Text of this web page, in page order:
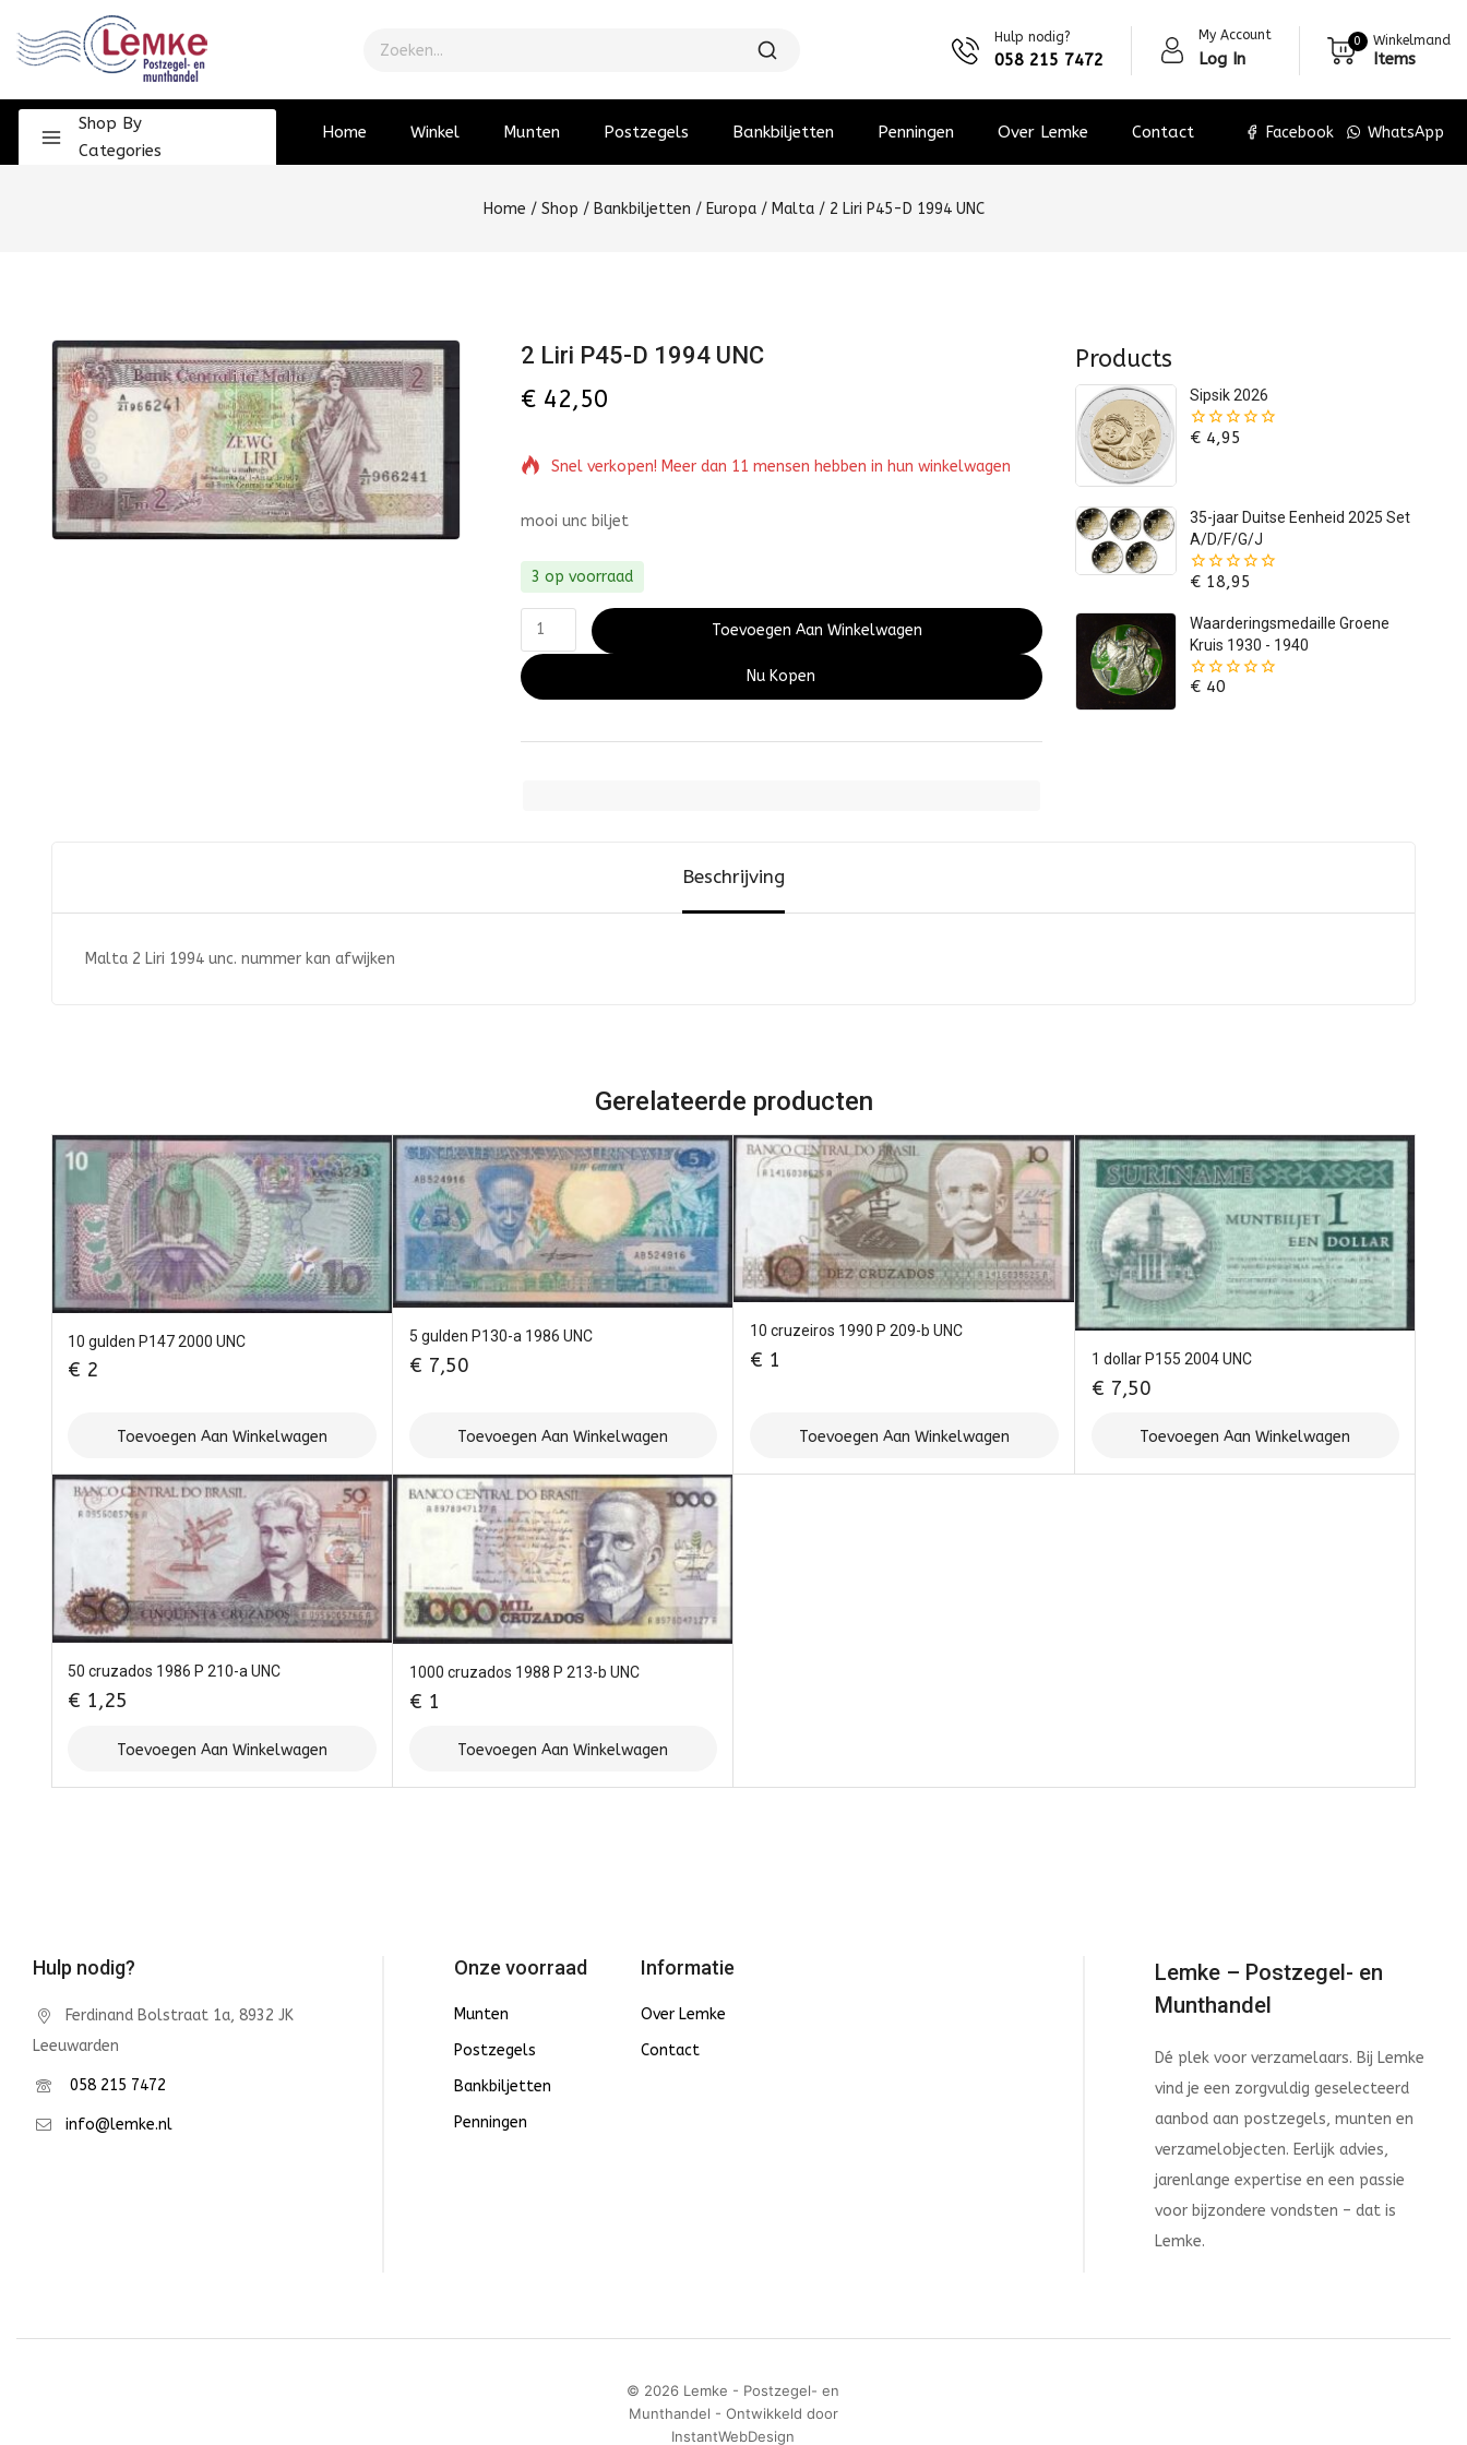
Hulp nodig?
058 215 7472
My Account
Log In
0 Winkelmand
Items
Shop By
Categories
Home Winkel Munten Postzegels Bankbiljetten Penningen Over Lemke Contact Facebook WhatsApp
Home / Shop / Bankbiljetten / Europa / Malta / 2 Liri P45-D 1994 UNC
Products
Sipsik 2026
0
€ 4,95
35-jaar Duitse Eenheid 2025 Set
A/D/F/G/J
0
de
5
€ 18,95
Waarderingsmedaille Groene
Kruis 1930 - 1940
0
€ 40
2 Liri P45-D 1994 UNC
€ 42,50
Snel verkopen! Meer dan 11 mensen hebben in hun winkelwagen
mooi unc biljet
3 op voorraad
Toevoegen Aan Winkelwagen
Nu Kopen
Beschrijving
Malta 2 Liri 1994 unc. nummer kan afwijken
Gerelateerde producten
10 gulden P147 2000 UNC
€ 2
Toevoegen Aan Winkelwagen
5 gulden P130-a 1986 UNC
€ 7,50
Toevoegen Aan Winkelwagen
10 cruzeiros 1990 P 209-b UNC
€ 1
Toevoegen Aan Winkelwagen
1 dollar P155 2004 UNC
€ 7,50
Toevoegen Aan Winkelwagen
50 cruzados 1986 P 210-a UNC
€ 1,25
Toevoegen Aan Winkelwagen
1000 cruzados 1988 P 213-b UNC
€ 1
Toevoegen Aan Winkelwagen
Hulp nodig?
Ferdinand Bolstraat 1a, 8932 JK
Leeuwarden
058 215 7472
info@lemke.nl
Onze voorraad
Munten
Postzegels
Bankbiljetten
Penningen
Informatie
Over Lemke
Contact
Lemke – Postzegel- en
Munthandel
Dé plek voor verzamelaars. Bij Lemke
vind je een zorgvuldig geselecteerd
aanbod aan postzegels, munten en
verzamelobjecten. Eerlijk advies,
jarenlange expertise en een passie
voor bijzondere vondsten – dat is
Lemke.
© 2026 Lemke - Postzegel- en
Munthandel - Ontwikkeld door
InstantWebDesign